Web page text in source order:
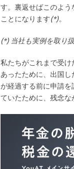
す。裏返せばこのよ
ことになります(*)。
(*) 当社も実例を取り
私たちがこれまで受
あったために、出国
が経過する前に申請
ていたために、残念な